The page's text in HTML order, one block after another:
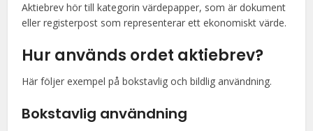
Aktiebrev hör till kategorin värdepapper, som är dokument
eller registerpost som representerar ett ekonomiskt värde.
Hur används ordet aktiebrev?
Här följer exempel på bokstavlig och bildlig användning.
Bokstavlig användning